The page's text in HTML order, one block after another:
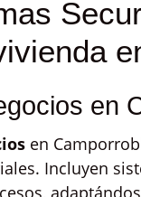
en
en
Incluyen